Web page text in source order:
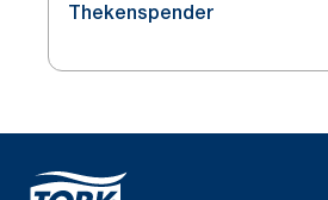
Thekenspender